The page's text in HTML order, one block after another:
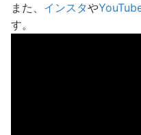
また、 インスタや
す。